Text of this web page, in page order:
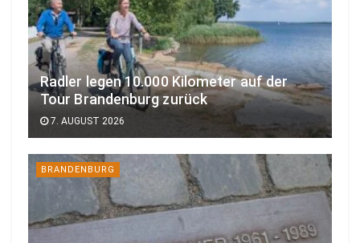
Radler legen 10.000 Kilometer auf der
Tour Brandenburg zurück
7. AUGUST 2026
BRANDENBURG